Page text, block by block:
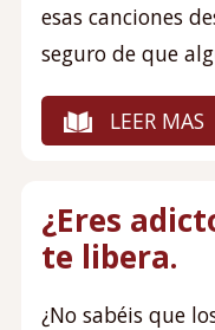
esas canciones
seguro de que
LEER MAS
¿Eres
te libera.
¿No sabéis que